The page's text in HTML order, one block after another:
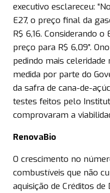
executivo esclareceu:
E27, o preço final da
R$ 6,16. Considerando
preço para R$ 6,09”.
pedindo mais
medida por parte do
da safra de cana-de-
testes feitos pelo
comprovaram a
RenovaBio
O crescimento no
combustíveis que não
aquisição de Créditos de